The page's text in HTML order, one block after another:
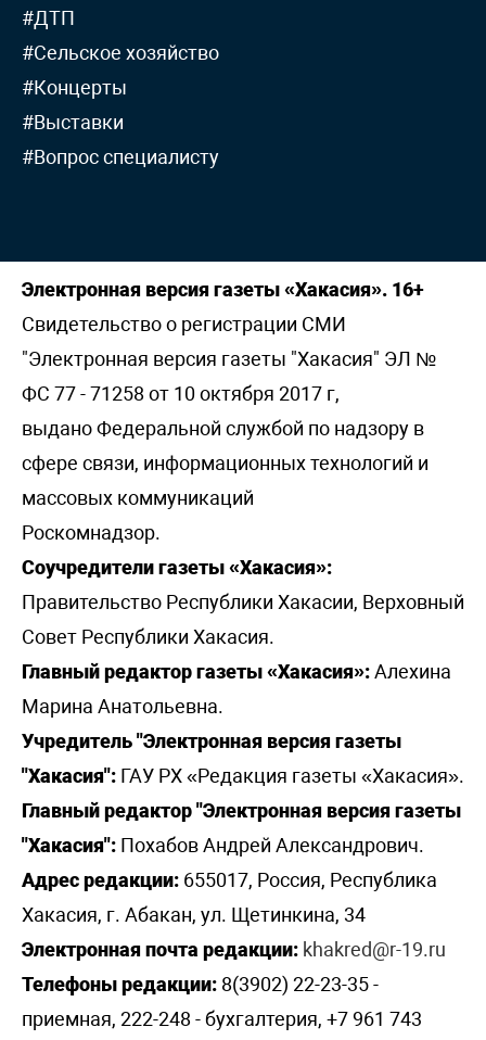
#ДТП
#Сельское хозяйство
#Концерты
#Выставки
#Вопрос специалисту
Электронная версия газеты «Хакасия». 16+
Свидетельство о регистрации СМИ
"Электронная версия газеты "Хакасия" ЭЛ №
ФС 77 - 71258 от 10 октября 2017 г,
выдано Федеральной службой по надзору в
сфере связи, информационных технологий и
массовых коммуникаций
Роскомнадзор.
Соучредители газеты «Хакасия»:
Правительство Республики Хакасии, Верховный
Совет Республики Хакасия.
Главный редактор газеты «Хакасия»:Алехина
Марина Анатольевна.
Учредитель "Электронная версия газеты
"Хакасия": ГАУ РХ «Редакция газеты «Хакасия».
Главный редактор "Электронная версия газеты
"Хакасия": Похабов Андрей Александрович.
Адрес редакции: 655017, Россия, Республика
Хакасия, г. Абакан, ул. Щетинкина, 34
Электронная почта редакции: khakred@r-19.ru
Телефоны редакции: 8(3902) 22-23-35 -
приемная, 222-248 - бухгалтерия, +7 961 743